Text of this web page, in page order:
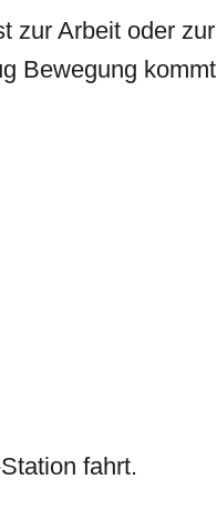
zur Arbeit oder zur
Bewegung kommt
fahrt.